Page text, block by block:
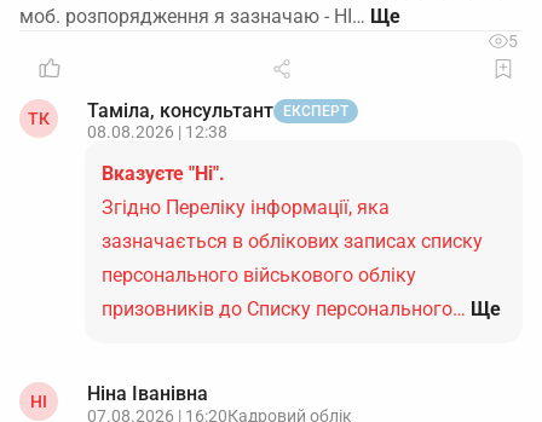
моб. розпорядження я зазначаю - НІ…
5
ТК Таміла, консультант ЕКСПЕРТ
08.08.2026 | 12:38
Вказуєте "Ні".
Згідно Переліку інформації, яка
зазначається в облікових записах списку
персонального військового обліку
призовників до Списку персонального… Ще
НІ Ніна Іванівна
07.08.2026 | 16:20Кадровий облік